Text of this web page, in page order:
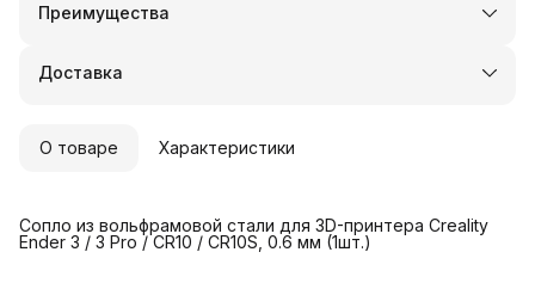
Преимущества
Оплата частями в Сплит
Удобный возврат
Доставка
О товаре Характеристики
Сопло из вольфрамовой стали для 3D-принтера Creality
Ender 3 / 3 Pro / CR10 / CR10S, 0.6 мм (1шт.)